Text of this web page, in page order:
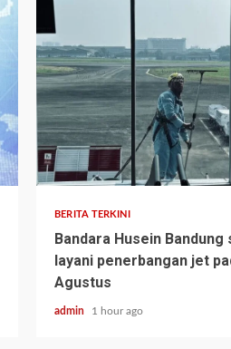
BERITA TERKINI
Bandara Husein Bandung
layani penerbangan jet
Agustus
admin 1 hour ago